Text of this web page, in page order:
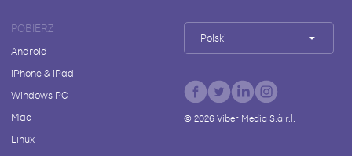
POBIERZ
Android
iPhone & iPad
Windows PC
Mac
Linux
Polski
© 2026Viber Media S.à r.l.